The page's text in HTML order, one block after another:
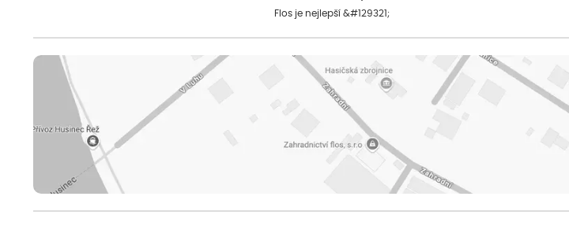
Flos je nejlepší &#129321;